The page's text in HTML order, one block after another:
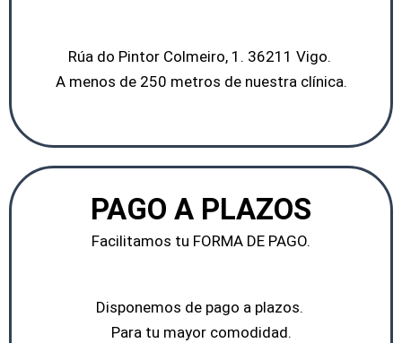
Rúa do Pintor Colmeiro, 1. 36211 Vigo.
A menos de 250 metros de nuestra clínica.
PAGO A PLAZOS
Facilitamos tu FORMA DE PAGO.
Disponemos de pago a plazos.
Para tu mayor comodidad.